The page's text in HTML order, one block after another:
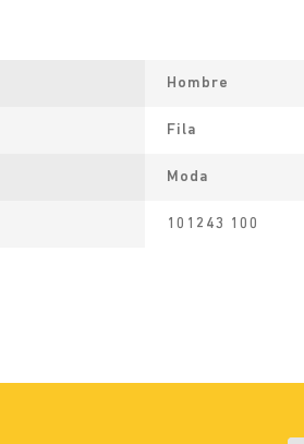
Hombre
Fila
Moda
101243 100